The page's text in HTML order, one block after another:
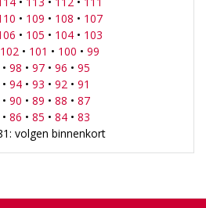
• 109 • 108 • 107
• 105 • 104• 103
102 • 101 • 100 • 99
98 • 97• 96 • 95
94• 93 • 92 • 91
90 • 89 • 88 • 87
86 • 85 • 84• 83
volgen binnenkort